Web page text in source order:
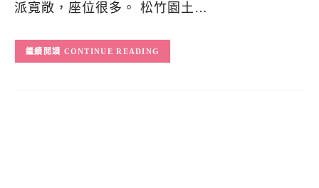
派寬敞，座位很多。 松竹園土…
CONTINUE READING